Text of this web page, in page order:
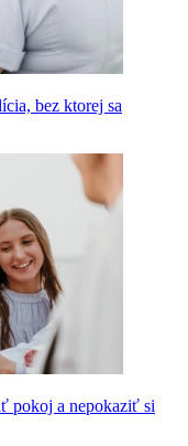
bez ktorej sa
pokoj a nepokaziť si